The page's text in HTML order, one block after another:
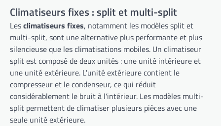
Climatiseurs fixes : split et multi-split
Lesclimatiseurs fixes, notamment les modèles split et
multi-split, sont une alternative plus performante et plus
silencieuse que les climatisations mobiles. Un climatiseur
split est composé de deux unités : une unité intérieure et
une unité extérieure. L'unité extérieure contient le
compresseur et le condenseur, ce qui réduit
considérablement le bruit à l'intérieur. Les modèles multi-
split permettent de climatiser plusieurs pièces avec une
seule unité extérieure.